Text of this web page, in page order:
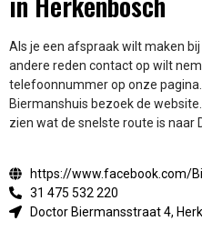
Als je een afspraak wilt maken
andere reden contact op wilt
telefoonnummer op onze
Biermanshuis bezoek de website.
zien wat de snelste route is naar
https://www.facebook.com/
31 475 532 220
Doctor Biermansstraat 4,